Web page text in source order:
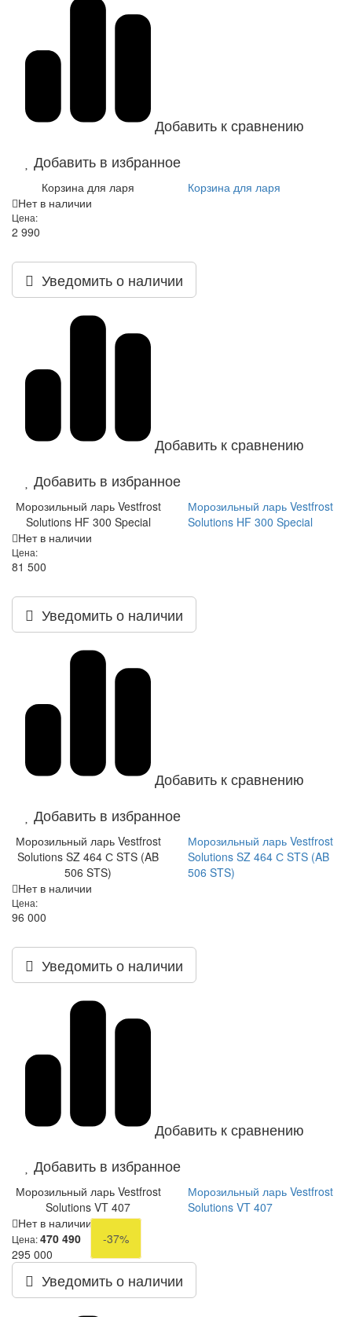
Добавить к сравнению
Добавить в избранное
Корзина для ларя
Корзина для ларя
Нет в наличии
Цена:
2 990
Уведомить о наличии
Добавить к сравнению
Добавить в избранное
Морозильный ларь Vestfrost
Solutions HF 300 Special
Морозильный ларь Vestfrost
Solutions HF 300 Special
Нет в наличии
Цена:
81 500
Уведомить о наличии
Добавить к сравнению
Добавить в избранное
Морозильный ларь Vestfrost
Solutions SZ 464 С STS (AB
506 STS)
Морозильный ларь Vestfrost
Solutions SZ 464 С STS (AB
506 STS)
Нет в наличии
Цена:
96 000
Уведомить о наличии
Добавить к сравнению
Добавить в избранное
Морозильный ларь Vestfrost
Solutions VT 407
Морозильный ларь Vestfrost
Solutions VT 407
Нет в наличии
Цена:470 490
-37%
295 000
Уведомить о наличии